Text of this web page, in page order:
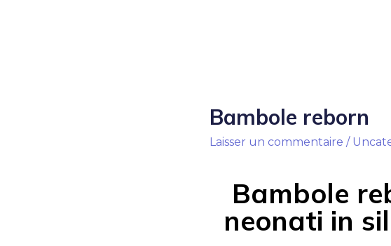
Bambole reborn
Laisser un commentaire /
Bambole
neonati in